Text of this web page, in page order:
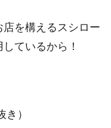
を構えるスシロー
ているから！
）